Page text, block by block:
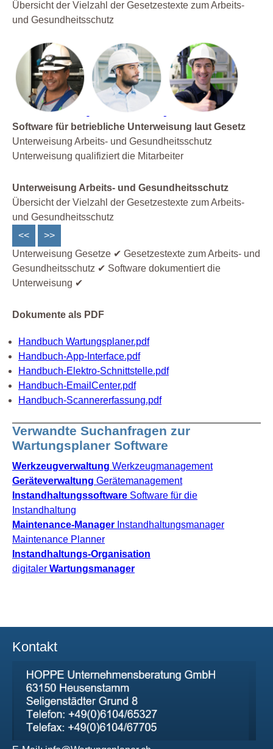
Übersicht der Vielzahl der Gesetzestexte zum Arbeits-
und Gesundheitsschutz
Software für betriebliche Unterweisung laut Gesetz
Unterweisung Arbeits- und Gesundheitsschutz
Unterweisung qualifiziert die Mitarbeiter
Unterweisung Arbeits- und Gesundheitsschutz
Übersicht der Vielzahl der Gesetzestexte zum Arbeits-
und Gesundheitsschutz
<<
>>
Unterweisung Gesetze ✔ Gesetzestexte zum Arbeits- und
Gesundheitsschutz ✔ Software dokumentiert die
Unterweisung ✔
Dokumente als PDF
Handbuch Wartungsplaner.pdf
Handbuch-App-Interface.pdf
Handbuch-Elektro-Schnittstelle.pdf
Handbuch-EmailCenter.pdf
Handbuch-Scannererfassung.pdf
Verwandte Suchanfragen zur
Wartungsplaner Software
Werkzeugverwaltung Werkzeugmanagement
Geräteverwaltung Gerätemanagement
Instandhaltungssoftware Software für die
Instandhaltung
Maintenance-Manager Instandhaltungsmanager
Maintenance Planner
Instandhaltungs-Organisation
digitaler Wartungsmanager
Kontakt